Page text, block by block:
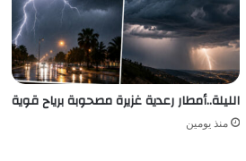
الليلة..أمطار رعدية غزيرة مصحوبة برياح قوية
منذ يومين